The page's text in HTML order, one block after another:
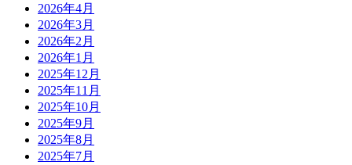
2026年4月
2026年3月
2026年2月
2026年1月
2025年12月
2025年11月
2025年10月
2025年9月
2025年8月
2025年7月